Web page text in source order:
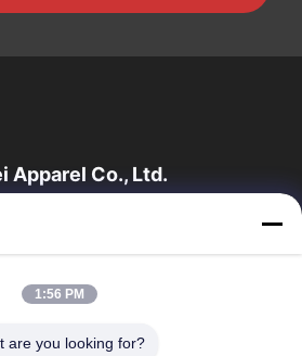
Apparel Co., Ltd.
우리 공장은 2011년 상하이 공항에서
시에 설립되었으며, 200명 이상의 근
관리, 빠른 교정, 경쟁력 있는 가격,...
1:56 PM
are you looking for?